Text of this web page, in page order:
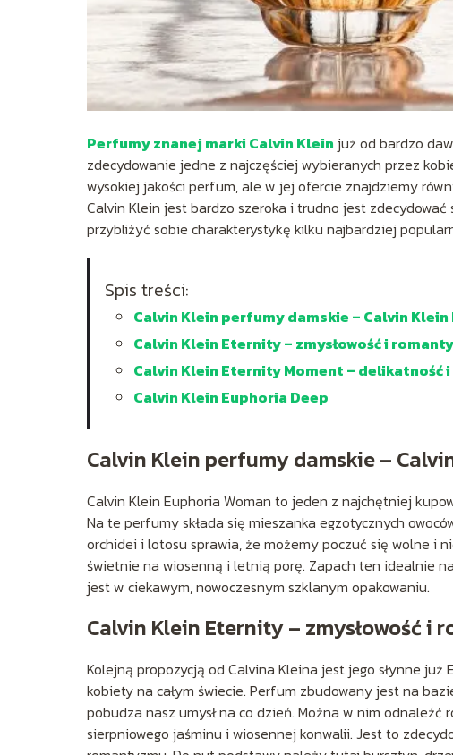
Perfumy znanej marki Calvin Klein już od bardzo
zdecydowanie jedne z najczęściej wybieranych przez
wysokiej jakości perfum, ale w jej ofercie znajdziemy
Calvin Klein jest bardzo szeroka i trudno jest
przybliżyć sobie charakterystykę kilku najbardziej
Spis treści:
Calvin Klein perfumy damskie – Calvin Klein
Calvin Klein Eternity – zmysłowość i
Calvin Klein Eternity Moment – delikatność
Calvin Klein Euphoria Deep
Calvin Klein perfumy damskie –
Calvin Klein Euphoria Woman to jeden z najchętniej
Na te perfumy składa się mieszanka egzotycznych
orchidei i lotosu sprawia, że możemy poczuć się wolne i
świetnie na wiosenną i letnią porę. Zapach ten idealnie
jest w ciekawym, nowoczesnym szklanym opakowaniu.
Calvin Klein Eternity – zmysłowość i
Kolejną propozycją od Calvina Kleina jest jego słynne
kobiety na całym świecie. Perfum zbudowany jest na
pobudza nasz umysł na co dzień. Można w nim
sierpniowego jaśminu i wiosennej konwalii. Jest to